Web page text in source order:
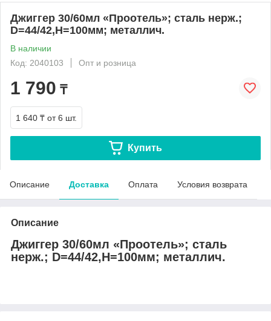
Джиггер 30/60мл «Проотель»; сталь нерж.;
D=44/42,H=100мм; металлич.
В наличии
Код: 2040103
Опт и розница
1 790 ₸
1 640 ₸ от 6 шт.
Купить
Описание Доставка Оплата Условия возврата
Описание
Джиггер 30/60мл «Проотель»; сталь
нерж.; D=44/42,H=100мм; металлич.